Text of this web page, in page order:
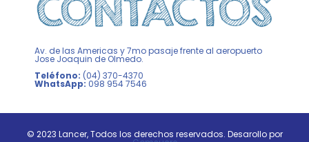
Av. de las Americas y 7mo pasaje frente al aeropuerto
Jose Joaquin de Olmedo.
Teléfono: (04) 370-4370
WhatsApp: 098 954 7546
© 2023 Lancer, Todos los derechos reservados. Desarollo por